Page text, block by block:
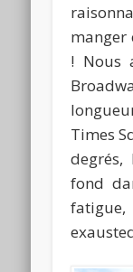
manger
! Nous
Times
fond